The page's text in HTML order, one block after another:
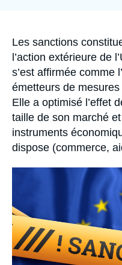
Accroche
Les sanctions
l’action extérieure de
s’est affirmée comme
émetteurs de
Elle a optimisé l’effet
taille de son marché
instruments
dispose (commerce,